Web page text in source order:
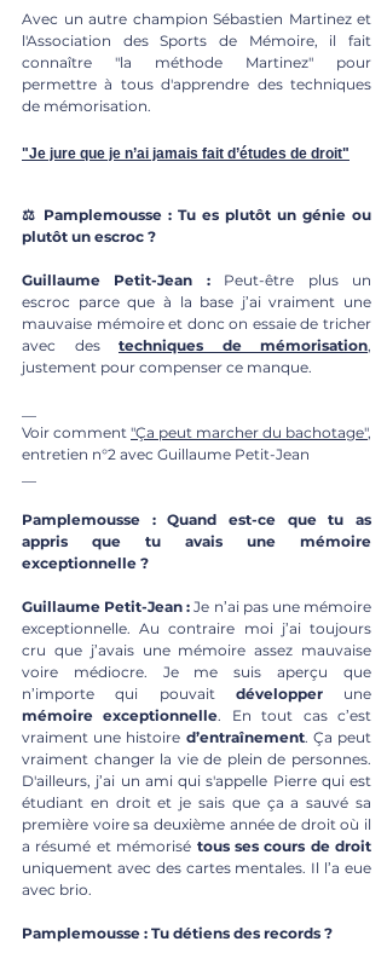
Avec un autre champion Sébastien Martinez et
l'Association des Sports de Mémoire, il fait
connaître "la méthode Martinez" pour
permettre à tous d'apprendre des techniques
de mémorisation.
"Je jure que je n’ai jamais fait d’études de droit"
⚖️ Pamplemousse : Tu es plutôt un génie ou
plutôt un escroc ?
Guillaume Petit-Jean : Peut-être plus un
escroc parce que à la base j’ai vraiment une
mauvaise mémoire et donc on essaie de tricher
avec des techniques de mémorisation,
justement pour compenser ce manque.
Voir comment "Ça peut marcher du bachotage",
entretien n°2 avec Guillaume Petit-Jean
Pamplemousse : Quand est-ce que tu as
appris que tu avais une mémoire
exceptionnelle ?
Guillaume Petit-Jean : Je n’ai pas une mémoire
exceptionnelle. Au contraire moi j’ai toujours
cru que j’avais une mémoire assez mauvaise
voire médiocre. Je me suis aperçu que
n’importe qui pouvait développer
mémoire exceptionnelle. En tout cas c’est
vraiment une histoire d’entraînement. Ça peut
vraiment changer la vie de plein de personnes.
D'ailleurs, j’ai un ami qui s'appelle Pierre qui est
étudiant en droit et je sais que ça a sauvé sa
première voire sa deuxième année de droit où il
a résumé et mémorisé tous ses cours de droit
uniquement avec des cartes mentales. Il l’a eue
avec brio.
Pamplemousse : Tu détiens des records ?